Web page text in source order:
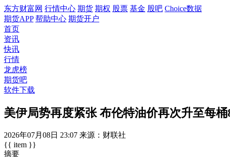
东方财富网 行情中心 期货 期权 股票 基金 股吧 Choice数据
期货APP 帮助中心 期货开户
首页
资讯
快讯
行情
龙虎榜
期货吧
软件下载
美伊局势再度紧张 布伦特油价再次升至每桶
2026年07月08日 23:07 来源：财联社
{{ item }}
摘要